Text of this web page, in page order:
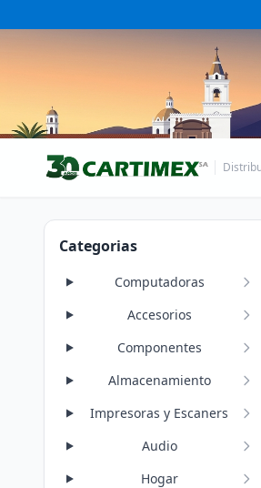
Categorias
Computadoras
Accesorios
Componentes
Almacenamiento
Impresoras y Escaners
Audio
Hogar